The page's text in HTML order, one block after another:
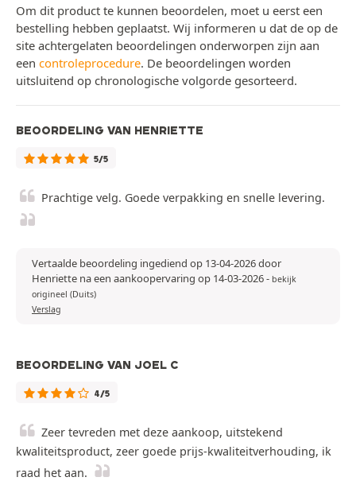
Om dit product te kunnen beoordelen, moet u eerst een
bestelling hebben geplaatst. Wij informeren u dat de op de
site achtergelaten beoordelingen onderworpen zijn aan
een controleprocedure. De beoordelingen worden
uitsluitend op chronologische volgorde gesorteerd.
BEOORDELING VAN HENRIETTE
5/5
Prachtige velg. Goede verpakking en snelle levering.
Vertaalde beoordeling ingediend op 13-04-2026 door
Henriette na een aankoopervaring op 14-03-2026- bekijk
origineel (Duits)
Verslag
BEOORDELING VAN JOEL C
4/5
Zeer tevreden met deze aankoop, uitstekend
kwaliteitsproduct, zeer goede prijs-kwaliteitverhouding, ik
raad het aan.